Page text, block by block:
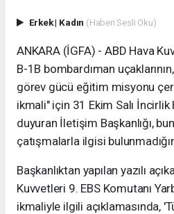
Erkek| Kadın (Haberi Sesli Oku)
ANKARA (İGFA) - ABD Hava
B-1B bombardıman
görev gücü eğitim misyonu
ikmali" için 31 Ekim Salı
duyuran İletişim Başkanlığı,
çatışmalarla ilgisi
Başkanlıktan yapılan yazılı
Kuvvetleri 9. EBS Komutanı
ikmaliyle ilgili açıklamasında,